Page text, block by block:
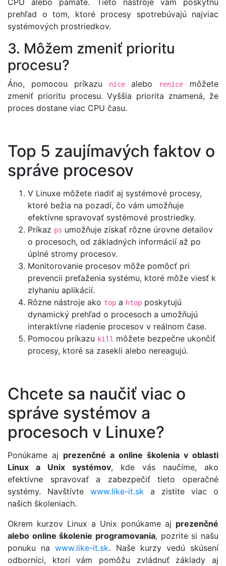
CPU alebo pamäte. Tieto nástroje vám poskytnú
prehľad o tom, ktoré procesy spotrebúvajú najviac
systémových prostriedkov.
3. Môžem zmeniť prioritu
procesu?
Áno, pomocou príkazu nicealebo renice
môžete
zmeniť prioritu procesu. Vyššia priorita znamená, že
proces dostane viac CPU času.
Top 5 zaujímavých faktov o
správe procesov
V Linuxe môžete riadiť aj systémové procesy,
ktoré bežia na pozadí, čo vám umožňuje
efektívne spravovať systémové prostriedky.
Príkaz ps umožňuje získať rôzne úrovne detailov
o procesoch, od základných informácií až po
úplné stromy procesov.
Monitorovanie procesov môže pomôcť pri
prevencii preťaženia systému, ktoré môže viesť k
zlyhaniu aplikácií.
Rôzne nástroje ako top a htop poskytujú
dynamický prehľad o procesoch a umožňujú
interaktívne riadenie procesov v reálnom čase.
Pomocou príkazu kill môžete bezpečne ukončiť
procesy, ktoré sa zasekli alebo nereagujú.
Chcete sa naučiť viac o
správe systémov a
procesoch v Linuxe?
Ponúkame aj prezenčné a online školenia v oblasti
Linux a Unix systémov, kde vás naučíme, ako
efektívne spravovať a zabezpečiť tieto operačné
systémy. Navštívte www.like-it.sk a zistite viac o
našich školeniach.
Okrem kurzov Linux a Unix ponúkame aj prezenčné
alebo online školenie programovania, pozrite si našu
ponuku nawww.like-it.sk. Naše kurzy vedú skúsení
odborníci, ktorí vám pomôžu zvládnuť základy aj